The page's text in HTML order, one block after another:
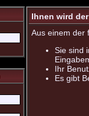
Ihnen wird
Aus einem der
Sie sind
Ihr
Es gibt